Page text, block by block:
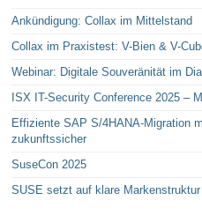
Ankündigung: Collax im Mittelstand
Collax im Praxistest: V-Bien & V-
Webinar: Digitale Souveränität im
ISX IT-Security Conference 2025 –
Effiziente SAP S/4HANA-Migration
zukunftssicher
SuseCon 2025
SUSE setzt auf klare